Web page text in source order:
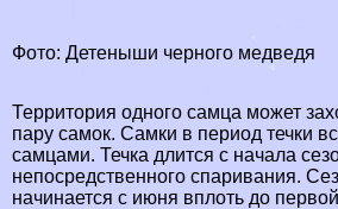
Фото: Детеныши черного медведя
Территория одного самца может
пару самок. Самки в период течки
самцами. Течка длится с начала
непосредственного спаривания.
начинается с июня вплоть до